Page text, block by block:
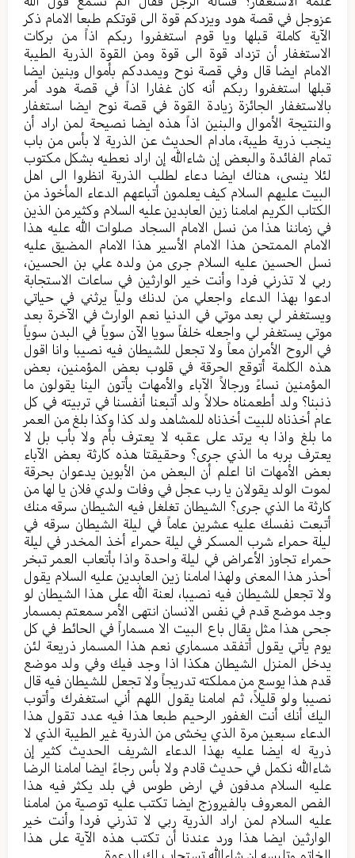
عزوجل في قصة هود ويزدكم قوة الى قوتكم طبعا الامام ذكر
الآية كاملة قبلها ويا قوم استغفروا ربكم اذاً من بركات
الاستغفار أن تزداد قوة الى قوة ومن القوة الذرية الطيبة
الامام ايضا قال وفي قصة نوح ويمددكم بأموال وبنين ايضا
قبلها استغفروا ربكم أنه كان غفارا اذاً في قصة هود أمر
بالاستغفار الجائزة زيادة القوة في قصة نوح ايضا استغفار
والنتيجة الأموال والبنين اذاً هذه ايضا نصيحة لمن اراد أن
ينجب ذرية طيبة، مادام الحديث عن الذرية لا بأس من باب
تمام الفائدة والبعض إن شاءالله إن اراد نعطيه بشكل مكتوب
لئلا ينسى، هناك ايضا دعاء لطلب الذرية انظروا الى اهل
البيت عليهم السلام كيف يعلمون أتباعهم الدعاء المأخوذ من
الكتاب الكريم امامنا زين العابدين عليه السلام وكثير من الذين
في زماننا هذا من نسل الامام السجاد صلوات الله عليه هذا
الامام الممتحن هذا الامام الأسير هذا الامام المضيق عليه
نسل الحسين عليه السلام جرى من ولده علي بن الحسين،
ربي لا تذرني فردا وأنت خير الوارثين في ساعات الاستجابة
ادعوا بهذا الدعاء واجعلي من لدنك ولياً يرثني في حياتي
ويستغفر لي بعد موتي في الدنيا نعم الوارث في الآخرة بعد
موتي يستغفر لي واجعله خلفاً سويا الآن سوياً في البدن سوياً
في الروح الأمران معاً ولا تجعل للشيطان فيه نصيبا وانا اقول
هذه الكلمة أتوقع الحرقة في قلوب بعض المؤمنين، بعض
المؤمنين نساءً ورجالاً الآباء والأمهات يأتون الينا يقولون ما
ذنبنا؟ ولد أطعمناه حلالاً ولد أتبعنا أنفسنا في تربيته في كل
عام أخذناه للبيت أخذناه للمشاهد ولد كذا وكذا بلغ من العمر
ما بلغ واذا به يرتد على عقبه لا يعترف بأم ولا بأب بل لا
يعترف بربه ما الذي جرى؟ وحقيقتا هذه كارثة بعض الآباء
بعض الأمهات انا اعلم أن البعض من الأبوين يدعوان بحرقة
لموت الولد يقولان يا رب عجل في وفات ولدي فلان يا لها من
كارثة ما الذي جرى؟ الشيطان تغلغل فيه الشيطان سرقه منك
أتبعت نفسك عليه عشرين عاماً في ليلة الشيطان سرقه في
ليلة حمراء شرب المسكر في ليلة حمراء أخذ المخدر في ليلة
حمراء تجاوز الأعراض في ليلة واحدة واذا بأتعاب العمر تبخر
أحذر هذا المعنى ولهذا امامنا زين العابدين عليه السلام يقول
ولا تجعل للشيطان فيه نصيبا، لعنة الله على هذا الشيطان لو
وجد موضع قدم في نفس الانسان انتهى الأمر سمعتم بمسمار
جحى هذا مثل يقال باع البيت الا مسماراً في الحائط في كل
يوم يأتي يقول أتفقد مسماري نعم هذا المسمار ذريعة لئن
يدخل المنزل الشيطان هكذا اذا وجد فيك وفي ولد موضع
قدم هذا يوسع من مملكته تدريجاً ولا تجعل للشيطان فيه قال
نصيبا ولو قليلاً، ثم امامنا يقول اللهم أني استغفرك وأتوب
اليك أنك أنت الغفور الرحيم طبعا هذا فيه عدد تقول هذا
الدعاء سبعين مرة الذي يخشى من الذرية غير الطيبة الذي لا
ذرية له ايضا عليه بهذا الدعاء الشريف الحديث كثير إن
شاءالله نكمل في حديث قادم ولا بأس رجاءً ايضا امامنا الرضا
عليه السلام مدفون في ارض طوس في بلد يكثر فيه هذا
الفص المعروف بالفيروزج ايضا تكتب عليه توصية من امامنا
عليه السلام لمن اراد الذرية ربي لا تذرني فردا وأنت خير
الوارثين ايضا هذا ورد عندنا أن تكتب هذه الآية على هذا
الخاتم وتلبسه إن شاءالله تستجاب لك الدعوة.